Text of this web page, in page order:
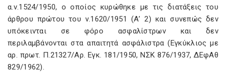
α.ν.1524/1950, ο οποίος κυρώθηκε με τις διατάξεις του
άρθρου πρώτου του ν.1620/1951 (Α’ 2) και συνεπώς δεν
υπόκεινται σε φόρο ασφαλίστρων και δεν
περιλαμβάνονται στα απαιτητά ασφάλιστρα (Εγκύκλιος με
αρ. πρωτ. Π.21327/Αρ. Εγκ. 181/1950, ΝΣΚ 876/1937, ΔΕφΑθ
829/1962).